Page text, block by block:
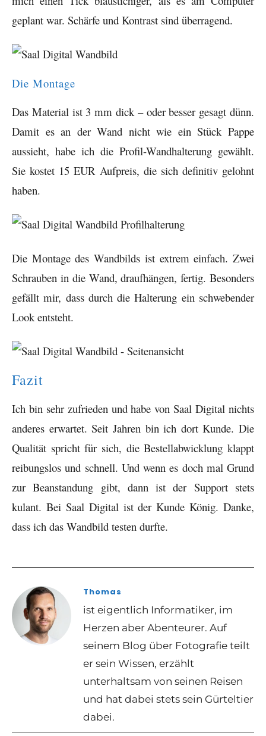
geplant war. Schärfe und Kontrast sind überragend.
Die Montage
Das Material ist 3 mm dick – oder besser gesagt dünn.
Damit es an der Wand nicht wie ein Stück Pappe
aussieht, habe ich die Profil-Wandhalterung gewählt.
Sie kostet 15 EUR Aufpreis, die sich definitiv gelohnt
haben.
Die Montage des Wandbilds ist extrem einfach. Zwei
Schrauben in die Wand, draufhängen, fertig. Besonders
gefällt mir, dass durch die Halterung ein schwebender
Look entsteht.
Fazit
Ich bin sehr zufrieden und habe von Saal Digital nichts
anderes erwartet. Seit Jahren bin ich dort Kunde. Die
Qualität spricht für sich, die Bestellabwicklung klappt
reibungslos und schnell. Und wenn es doch mal Grund
zur Beanstandung gibt, dann ist der Support stets
kulant. Bei Saal Digital ist der Kunde König. Danke,
dass ich das Wandbild testen durfte.
Thomas
ist eigentlich Informatiker, im
Herzen aber Abenteurer. Auf
seinem Blog über Fotografie teilt
er sein Wissen, erzählt
unterhaltsam von seinen Reisen
und hat dabei stets sein Gürteltier
dabei.